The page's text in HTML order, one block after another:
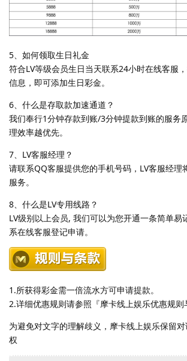
5、如何领取生日礼金
符合LV等级会员生日当天联系24小时在线客服
信息，即可添加生日彩金。
6、什么是存取款加速通道？
我们奉行1分钟存款到账/3分钟提款到账的服务
理效率越优先。
7、LV客服经理？
请联系QQ客服提供您的手机号码，LV客服经理
服务。
8、什么是LV专用线路？
LV级别以上会员, 我们可以为您开通一条简单易
系在线客服登记申请。
1.所获得彩金需一倍流水方可申请提款。
2.详细优惠规则请参照『摩卡线上娱乐优惠规则
为避免对文字的理解歧义，摩卡线上娱乐保留
权